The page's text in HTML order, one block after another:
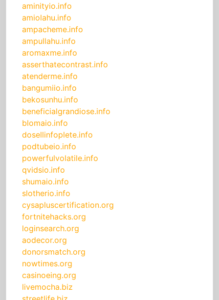
aminityio.info
amiolahu.info
ampacheme.info
ampullahu.info
aromaxme.info
asserthatecontrast.info
atenderme.info
bangumiio.info
bekosunhu.info
beneficialgrandiose.info
blomaio.info
dosellinfoplete.info
podtubeio.info
powerfulvolatile.info
qvidsio.info
shumaio.info
slotherio.info
cysapluscertification.org
fortnitehacks.org
loginsearch.org
aodecor.org
donorsmatch.org
nowtimes.org
casinoeing.org
livemocha.biz